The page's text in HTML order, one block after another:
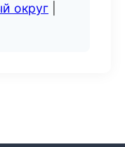
округ